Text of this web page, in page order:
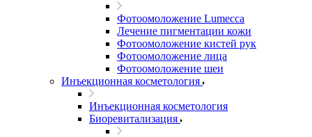
Фотоомоложение Lumecca
Лечение пигментации кожи
Фотоомоложение кистей рук
Фотоомоложение лица
Фотоомоложение шеи
Инъекционная косметология
Инъекционная косметология
Биоревитализация